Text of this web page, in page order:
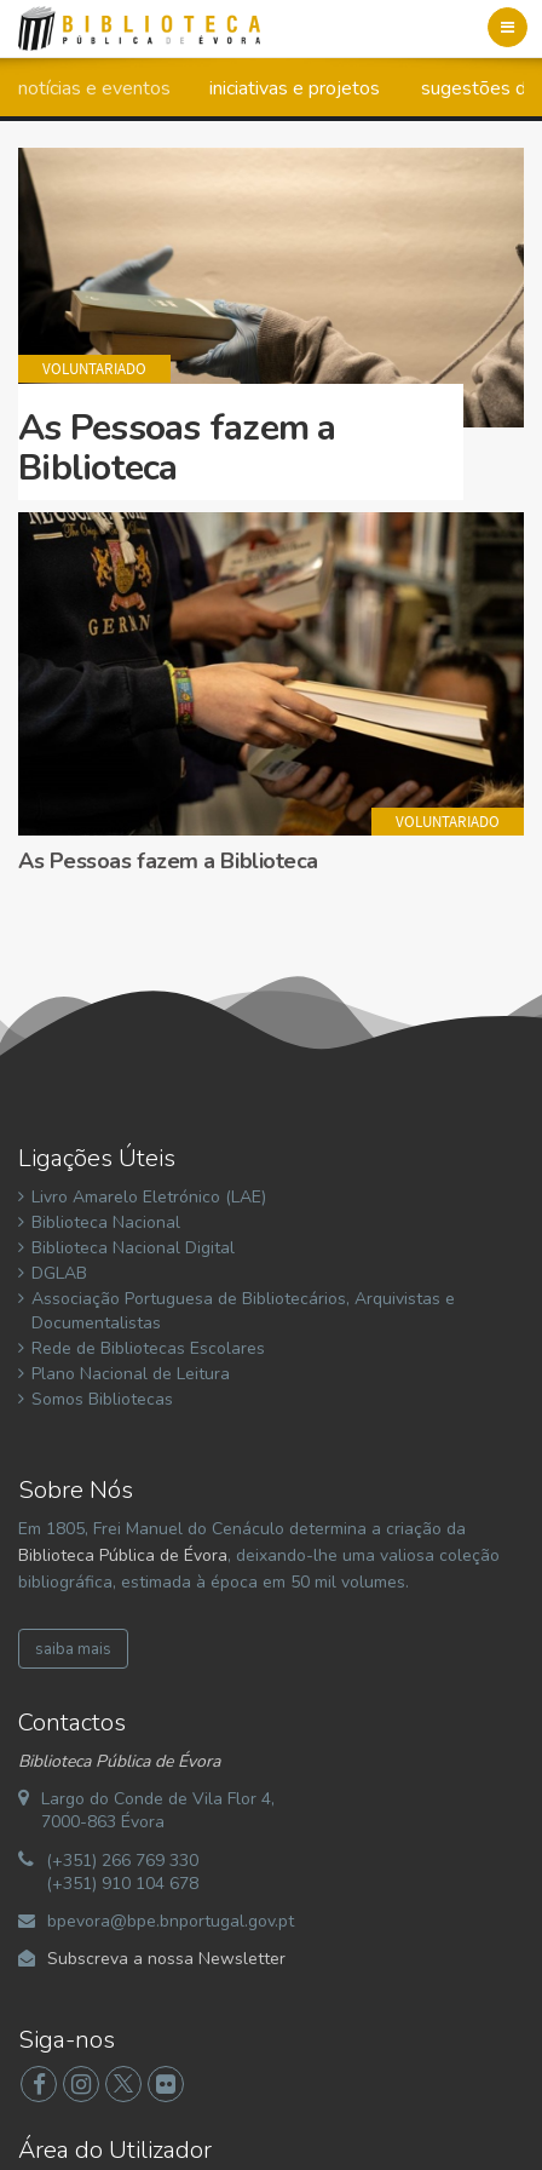
notícias e eventos iniciativas e projetos sugestões de
VOLUNTARIADO
As Pessoas fazem a
Biblioteca
VOLUNTARIADO
As Pessoas fazem a Biblioteca
Ligações Úteis
Livro Amarelo Eletrónico (LAE)
Biblioteca Nacional
Biblioteca Nacional Digital
DGLAB
Associação Portuguesa de Bibliotecários, Arquivistas e
Documentalistas
Rede de Bibliotecas Escolares
Plano Nacional de Leitura
Somos Bibliotecas
Sobre Nós
Em 1805, Frei Manuel do Cenáculo determina a criação da
Biblioteca Pública de Évora, deixando-lhe uma valiosa coleção
bibliográfica, estimada à época em 50 mil volumes.
saiba mais
Contactos
Biblioteca Pública de Évora
Largo do Conde de Vila Flor 4,
7000-863 Évora
(+351) 266 769 330
(+351) 910 104 678
bpevora@bpe.bnportugal.gov.pt
Subscreva a nossa Newsletter
Siga-nos
Área do Utilizador